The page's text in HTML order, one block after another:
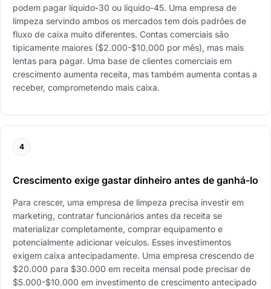
podem pagar líquido-30 ou líquido-45. Uma empresa de
limpeza servindo ambos os mercados tem dois padrões de
fluxo de caixa muito diferentes. Contas comerciais são
tipicamente maiores ($2.000-$10.000 por mês), mas mais
lentas para pagar. Uma base de clientes comerciais em
crescimento aumenta receita, mas também aumenta contas a
receber, comprometendo mais caixa.
4
Crescimento exige gastar dinheiro antes de ganhá-lo
Para crescer, uma empresa de limpeza precisa investir em
marketing, contratar funcionários antes da receita se
materializar completamente, comprar equipamento e
potencialmente adicionar veículos. Esses investimentos
exigem caixa antecipadamente. Uma empresa crescendo de
$20.000 para $30.000 em receita mensal pode precisar de
$5.000-$10.000 em investimento de crescimento antecipado